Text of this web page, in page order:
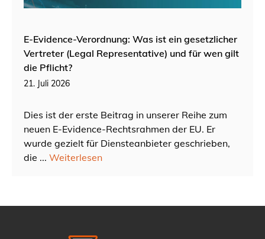
E-Evidence-Verordnung: Was ist ein gesetzlicher
Vertreter (Legal Representative) und für wen gilt
die Pflicht?
21. Juli 2026
Dies ist der erste Beitrag in unserer Reihe zum
neuen E-Evidence-Rechtsrahmen der EU. Er
wurde gezielt für Diensteanbieter geschrieben,
die ... Weiterlesen